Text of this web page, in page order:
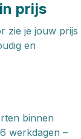
prijs
zie je jouw prijs
en
binnen
werkdagen –